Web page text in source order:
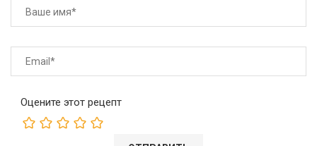
Оцените этот рецепт